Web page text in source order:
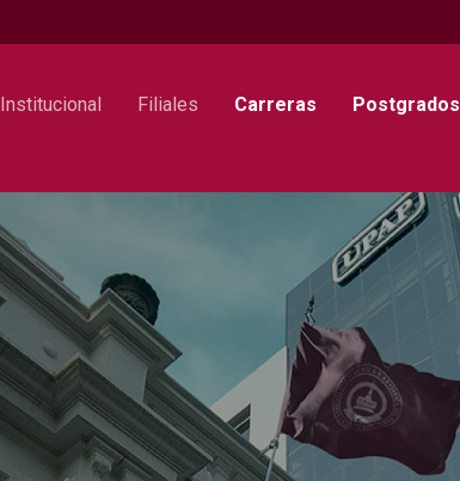
Institucional Filiales Carreras Postgrados